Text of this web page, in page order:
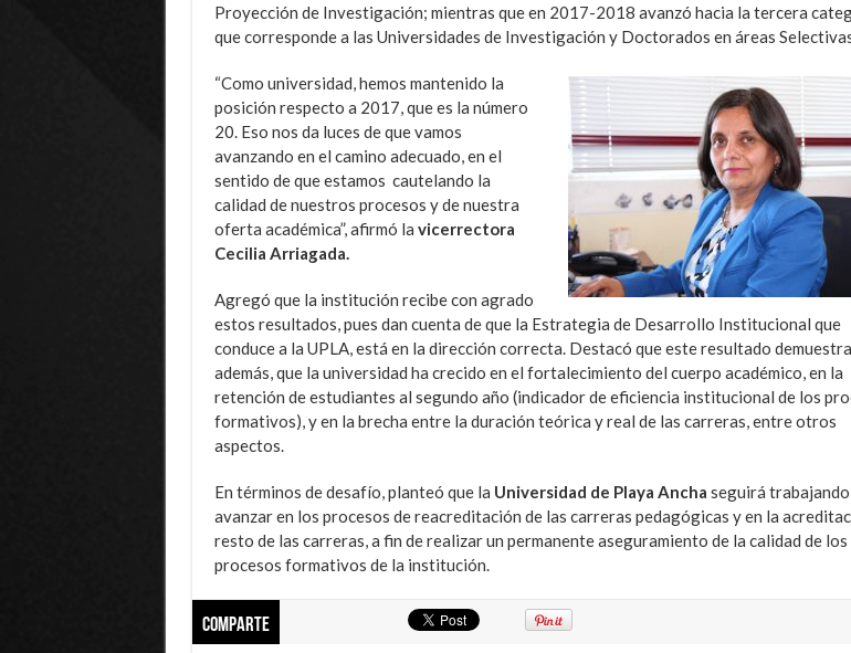
Proyección de Investigación; mientras que en 2017-2018 avanzó hacia la tercera
que corresponde a las Universidades de Investigación y Doctorados en áreas
“Como universidad, hemos mantenido la
posición respecto a 2017, que es la número
20. Eso nos da luces de que vamos
avanzando en el camino adecuado, en el
sentido de que estamos cautelando la
calidad de nuestros procesos y de nuestra
oferta académica”, afirmó la vicerrectora
Cecilia Arriagada.
Agregó que la institución recibe con agrado
estos resultados, pues dan cuenta de que la Estrategia de Desarrollo Institucional que
conduce a la UPLA, está en la dirección correcta. Destacó que este resultado demuestra,
además, que la universidad ha crecido en el fortalecimiento del cuerpo académico, en la
retención de estudiantes al segundo año (indicador de eficiencia institucional de los
formativos), y en la brecha entre la duración teórica y real de las carreras, entre otros
aspectos.
En términos de desafío, planteó que la Universidad de Playa Ancha seguirá
avanzar en los procesos de reacreditación de las carreras pedagógicas y en la
resto de las carreras, a fin de realizar un permanente aseguramiento de la calidad de los
procesos formativos de la institución.
Comparte